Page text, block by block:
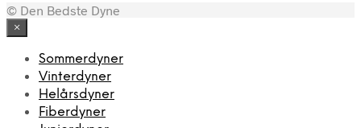
pris
© Den Bedste Dyne
×
Sommerdyner
Vinterdyner
Helårsdyner
Fiberdyner